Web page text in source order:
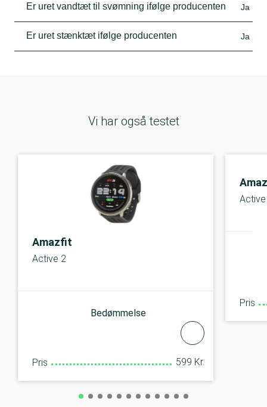
Er uret vandtæt til svømning ifølge producenten Ja
Er uret stænktæt ifølge producenten Ja
Vi har også testet
Amazfit
Active 2
Bedømmelse
Pris 599 Kr.
Pris